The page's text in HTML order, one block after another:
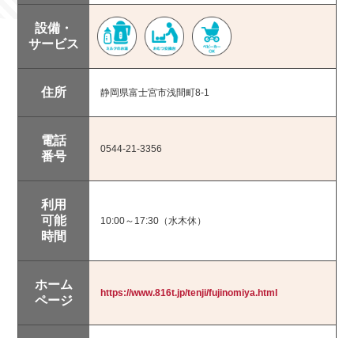
キーワードで探す
浅間大社周辺エリア
朝霧高原・北部エリア
市内南部
富士山エリア
設備・
サービス
住所 静岡県富士宮市浅間町8-1
電話
番号
0544-21-3356
利用
可能
時間
10:00～17:30（水木休）
ホーム
ページ
https://www.816t.jp/tenji/fujinomiya.html